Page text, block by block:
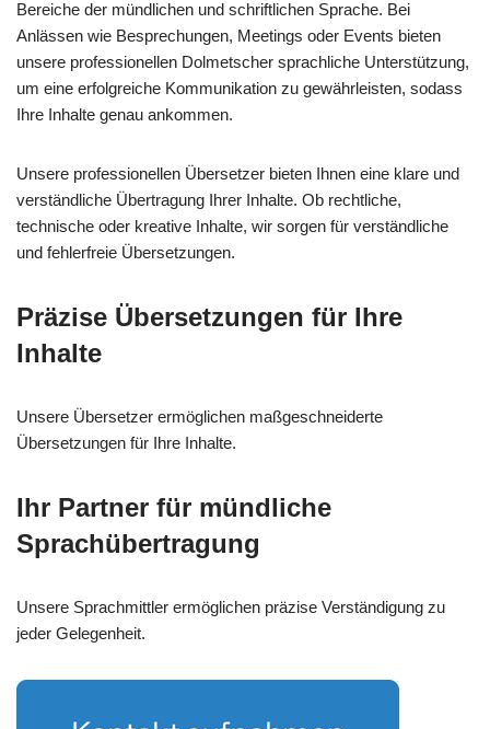
Bereiche der mündlichen und schriftlichen Sprache. Bei
Anlässen wie Besprechungen, Meetings oder Events bieten
unsere professionellen Dolmetscher sprachliche Unterstützung,
um eine erfolgreiche Kommunikation zu gewährleisten, sodass
Ihre Inhalte genau ankommen.
Unsere professionellen Übersetzer bieten Ihnen eine klare und
verständliche Übertragung Ihrer Inhalte. Ob rechtliche,
technische oder kreative Inhalte, wir sorgen für verständliche
und fehlerfreie Übersetzungen.
Präzise Übersetzungen für Ihre
Inhalte
Unsere Übersetzer ermöglichen maßgeschneiderte
Übersetzungen für Ihre Inhalte.
Ihr Partner für mündliche
Sprachübertragung
Unsere Sprachmittler ermöglichen präzise Verständigung zu
jeder Gelegenheit.